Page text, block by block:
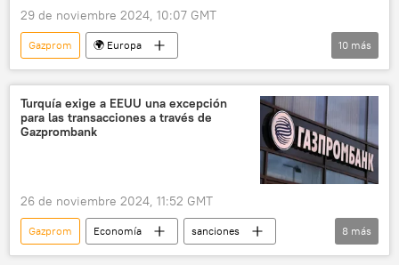
29 de noviembre 2024, 10:07 GMT
Gazprom
🌍 Europa
📈 Mercados y finanzas
💬 Opinión y Análisis
seguridad
OMV
Enagás
gas natural licuado (GNL)
gas licuado
10 más
Turquía exige a EEUU una excepción
para las transacciones a través de
Gazprombank
26 de noviembre 2024, 11:52 GMT
Gazprom Economía
sanciones
Rusia
📈 Mercados y finanzas
8 más